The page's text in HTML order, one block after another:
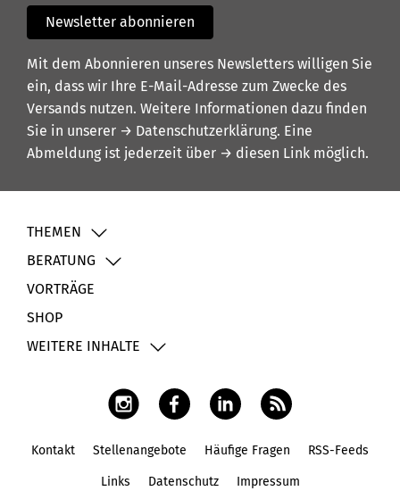
Newsletter abonnieren
Mit dem Abonnieren unseres Newsletters willigen Sie
ein, dass wir Ihre E-Mail-Adresse zum Zwecke des
Versands nutzen. Weitere Informationen dazu finden
Sie in unserer → Datenschutzerklärung. Eine
Abmeldung ist jederzeit über → diesen Link möglich.
THEMEN
BERATUNG
VORTRÄGE
SHOP
WEITERE INHALTE
Kontakt Stellenangebote Häufige Fragen RSS-Feeds
Links Datenschutz Impressum